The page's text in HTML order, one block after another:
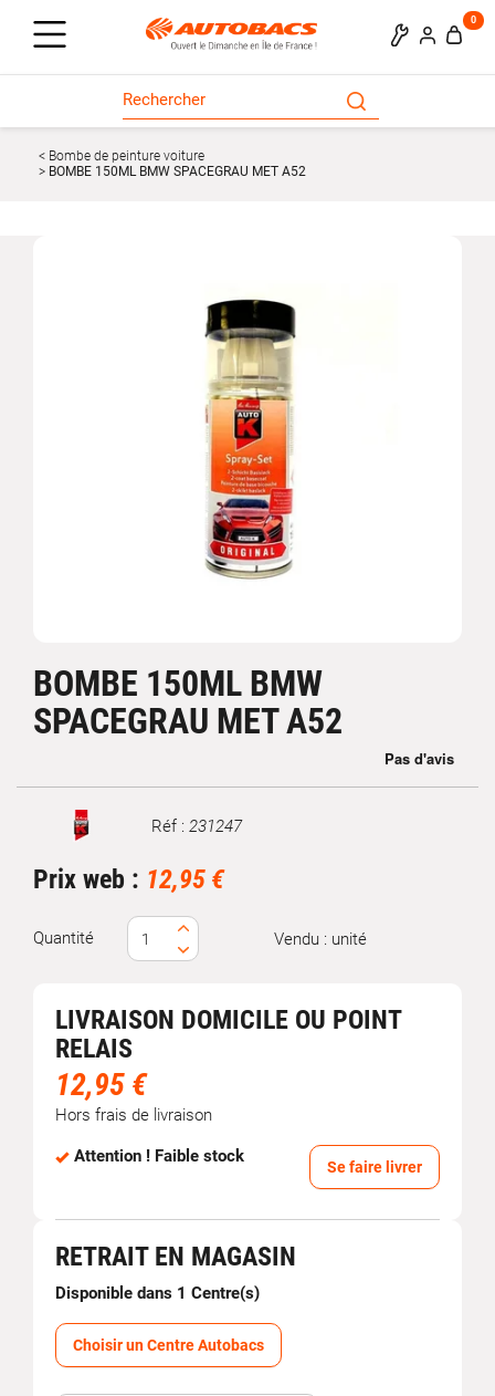
0
Bombe de peinture voiture
BOMBE 150ML BMW SPACEGRAU MET A52
BOMBE 150ML BMW
SPACEGRAU MET A52
Marque Réf : 231247
Prix web : 12,95 €
Quantité Vendu : unité
LIVRAISON DOMICILE OU POINT
RELAIS
12,95 €
Hors frais de livraison
Attention ! Faible stock
Se faire livrer
RETRAIT EN MAGASIN
Disponible dans 1 Centre(s)
Choisir un Centre Autobacs